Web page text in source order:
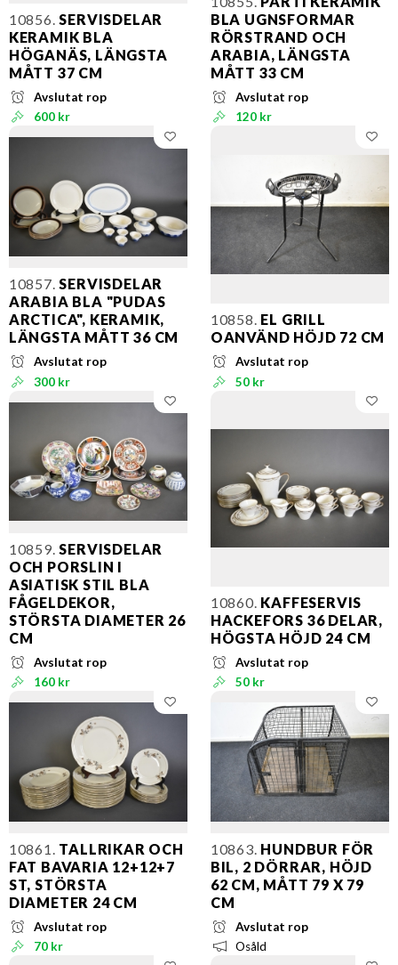
10856. SERVISDELAR
KERAMIK BLA
HÖGANÄS, LÄNGSTA
MÅTT 37 CM
Avslutat rop
600 kr
BLA UGNSFORMAR
RÖRSTRAND OCH
ARABIA, LÄNGSTA
MÅTT 33 CM
Avslutat rop
120 kr
10857. SERVISDELAR
ARABIA BLA "PUDAS
ARCTICA", KERAMIK,
LÄNGSTA MÅTT 36 CM
Avslutat rop
300 kr
10858. EL GRILL
OANVÄND HÖJD 72 CM
Avslutat rop
50 kr
10859. SERVISDELAR
OCH PORSLIN I
ASIATISK STIL BLA
FÅGELDEKOR,
STÖRSTA DIAMETER 26
CM
Avslutat rop
160 kr
10860. KAFFESERVIS
HACKEFORS 36 DELAR,
HÖGSTA HÖJD 24 CM
Avslutat rop
50 kr
10861. TALLRIKAR OCH
FAT BAVARIA 12+12+7
ST, STÖRSTA
DIAMETER 24 CM
Avslutat rop
70 kr
10863. HUNDBUR FÖR
BIL, 2 DÖRRAR, HÖJD
62 CM, MÅTT 79 X 79
CM
Avslutat rop
Osåld